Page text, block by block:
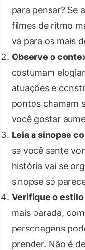
para pensar? Se
filmes de ritmo
vá para os mais
Observe o
costumam
atuações e
pontos chamam
você gostar
Leia a sinopse
se você sente
história vai se
sinopse só
Verifique o
mais parada,
personagens
prender. Não é